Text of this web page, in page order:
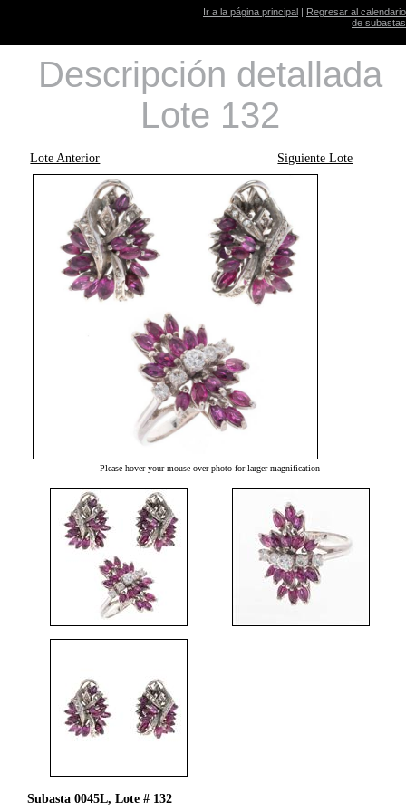
Ir a la página principal | Regresar al calendario
de subastas
Descripción detallada
Lote 132
Lote Anterior Siguiente Lote
Please hover your mouse over photo for larger magnification
Subasta 0045L, Lote # 132